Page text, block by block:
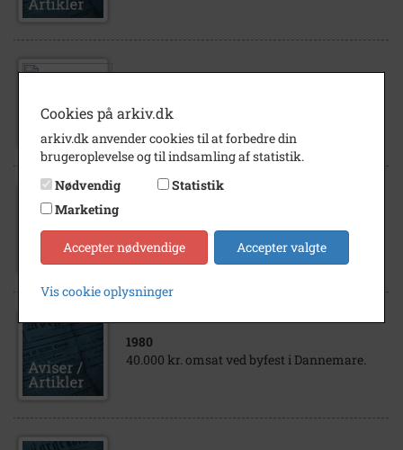
Byfesten i Dannemare 1973
Fire dages byfest i Dannemare i juni
1980
40.000 kr. omsat ved byfest i Dannemare.
Cookies på arkiv.dk
arkiv.dk anvender cookies til at forbedre din
brugeroplevelse og til indsamling af statistik.
Nødvendig
Statistik
Marketing
Accepter nødvendige Accepter valgte
Vis cookie oplysninger